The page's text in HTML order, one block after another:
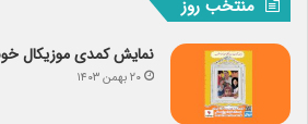
منتخب روز
نمایش کمدی موزیکال
۲۰ بهمن ۱۴۰۳